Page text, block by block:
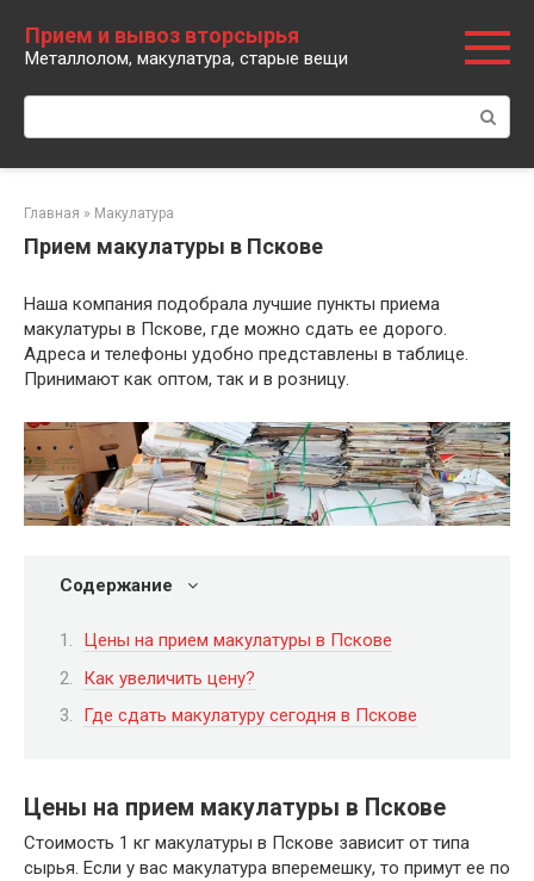
контенту
Прием и вывоз вторсырья
Металлолом, макулатура, старые вещи
Поиск:
Главная » Макулатура
Прием макулатуры в Пскове
Наша компания подобрала лучшие пункты приема
макулатуры в Пскове, где можно сдать ее дорого.
Адреса и телефоны удобно представлены в таблице.
Принимают как оптом, так и в розницу.
Содержание
Цены на прием макулатуры в Пскове
Как увеличить цену?
Где сдать макулатуру сегодня в Пскове
Цены на прием макулатуры в Пскове
Стоимость 1 кг макулатуры в Пскове зависит от типа
сырья. Если у вас макулатура вперемешку, то примут ее по